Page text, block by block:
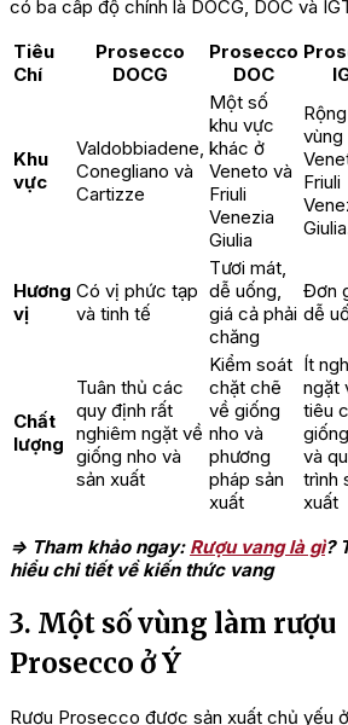
có ba cấp độ chính là DOCG, DOC và
Tiêu
Chí
Prosecco
DOCG
Prosecco
DOC
Khu
vực
Valdobbiadene,
Conegliano và
Cartizze
Một số
khu vực
khác ở
Veneto và
Friuli
Venezia
Giulia
vùng
Friuli
Hương
vị
Có vị phức tạp
và tinh tế
Tươi mát,
dễ uống,
giá cả phải
chăng
Đơn
dễ
Chất
lượng
Tuân thủ các
quy định rất
nghiêm ngặt về
giống nho và
sản xuất
Kiểm soát
chặt chẽ
về giống
nho và
phương
pháp sản
xuất
Ít
ngặt
tiêu
và
trình
xuất
=> Tham khảo ngay: Rượu vang là gì?
hiểu chi tiết về kiến thức vang
3. Một số vùng làm rượu
Prosecco ở Ý
Rượu Prosecco được sản xuất chủ yếu ở